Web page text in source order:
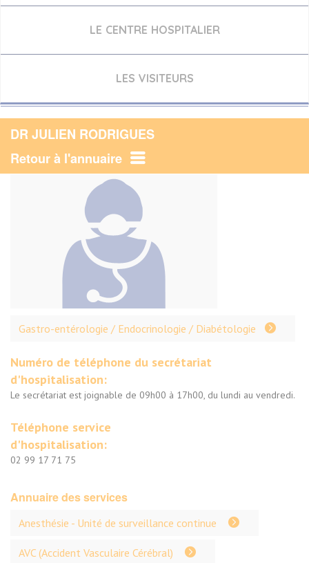
LE CENTRE HOSPITALIER
LES VISITEURS
DR JULIEN RODRIGUES
Retour à l'annuaire
Gastro-entérologie / Endocrinologie / Diabétologie
Numéro de téléphone du secrétariat
d'hospitalisation:
Le secrétariat est joignable de 09h00 à 17h00, du lundi au vendredi.
Téléphone service
d'hospitalisation:
02 99 17 71 75
Annuaire des services
Anesthésie - Unité de surveillance continue
AVC (Accident Vasculaire Cérébral)